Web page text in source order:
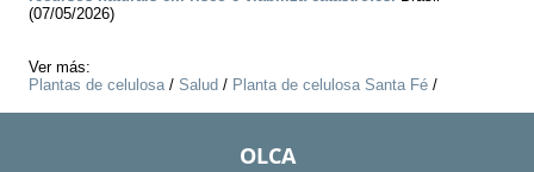
(07/05/2026)
Ver más:
Plantas de celulosa/ Salud / Planta de celulosa Santa Fé /
OLCA